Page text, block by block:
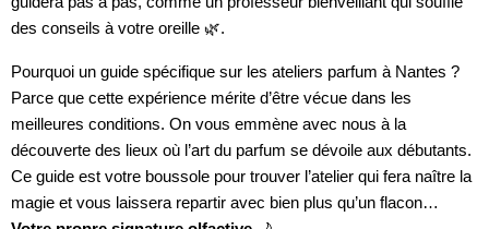
des conseils à votre oreille 🌿.
Pourquoi un guide spécifique sur les ateliers parfum à Nantes ?
Parce que cette expérience mérite d’être vécue dans les
meilleures conditions. On vous emmène avec nous à la
découverte des lieux où l’art du parfum se dévoile aux débutants.
Ce guide est votre boussole pour trouver l’atelier qui fera naître la
magie et vous laissera repartir avec bien plus qu’un flacon…